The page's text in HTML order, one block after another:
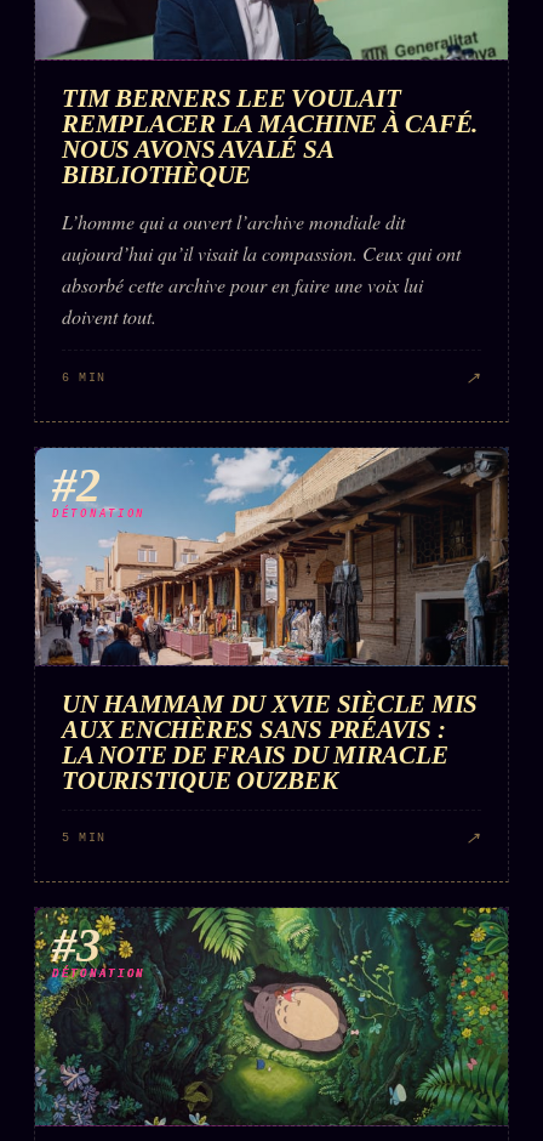
TIM BERNERS LEE VOULAIT
REMPLACER LA MACHINE À CAFÉ.
NOUS AVONS AVALÉ SA
BIBLIOTHÈQUE
L’homme qui a ouvert l’archive mondiale dit
aujourd’hui qu’il visait la compassion. Ceux qui ont
absorbé cette archive pour en faire une voix lui
doivent tout.
6 MIN ↗
#2
DÉTONATION
UN HAMMAM DU XVIE SIÈCLE MIS
AUX ENCHÈRES SANS PRÉAVIS :
LA NOTE DE FRAIS DU MIRACLE
TOURISTIQUE OUZBEK
5 MIN ↗
#3
DÉTONATION